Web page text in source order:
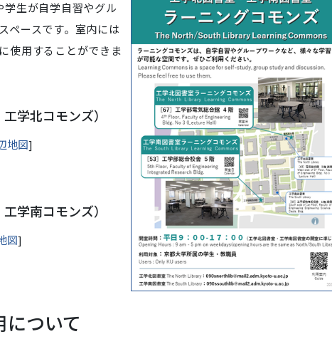
生が自学自習やグル
ペースです。室内には
使用することができま
工学北コモンズ）
地図]
学南コモンズ）
図]
について